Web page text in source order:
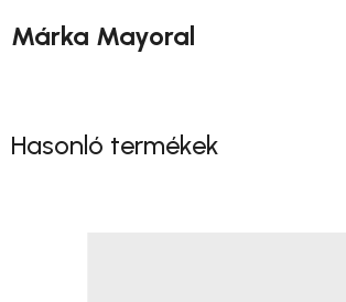
Márka Mayoral
Hasonló termékek